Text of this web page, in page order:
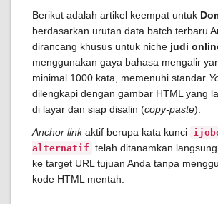
Berikut adalah artikel keempat untuk
berdasarkan urutan data batch terbaru
dirancang khusus untuk niche judi
menggunakan gaya bahasa mengalir
minimal 1000 kata, memenuhi standar
dilengkapi dengan gambar HTML yang
di layar dan siap disalin (copy-paste).
Anchor linkaktif berupa kata kunci
alternatif telah ditanamkan
ke target URL tujuan Anda tanpa
kode HTML mentah.